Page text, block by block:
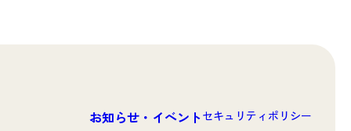
お知らせ・イベントセキュリティポリシー